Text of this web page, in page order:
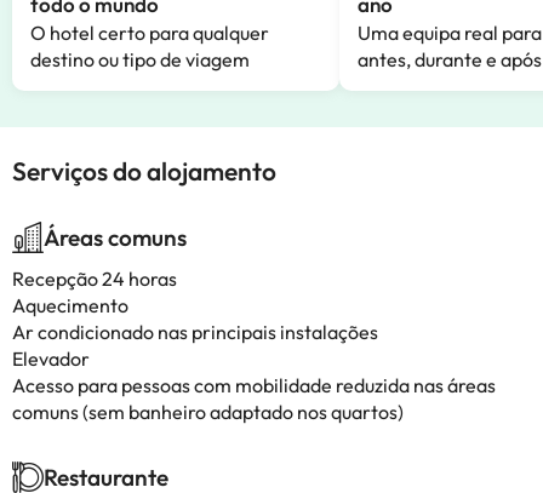
O hotel certo para qualquer
destino ou tipo de viagem
Uma equipa real
antes, durante e
Serviços do alojamento
Áreas comuns
Recepção 24 horas
Aquecimento
Ar condicionado nas principais instalações
Elevador
Acesso para pessoas com mobilidade reduzida nas áreas
comuns (sem banheiro adaptado nos quartos)
Restaurante